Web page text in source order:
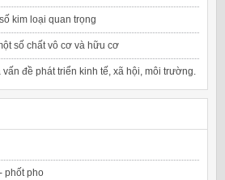
kim loại quan trọng
số chất vô cơ và hữu cơ
đề phát triển kinh tế, xã hội, môi trường.
phốt pho